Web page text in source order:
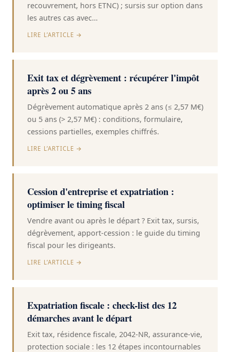
recouvrement, hors ETNC) ; sursis sur option dans
les autres cas avec…
LIRE L’ARTICLE →
Exit tax et dégrèvement : récupérer l'impôt
après 2 ou 5 ans
Dégrèvement automatique après 2 ans (≤ 2,57 M€)
ou 5 ans (> 2,57 M€) : conditions, formulaire,
cessions partielles, exemples chiffrés.
LIRE L’ARTICLE →
Cession d'entreprise et expatriation :
optimiser le timing fiscal
Vendre avant ou après le départ ? Exit tax, sursis,
dégrèvement, apport-cession : le guide du timing
fiscal pour les dirigeants.
LIRE L’ARTICLE →
Expatriation fiscale : check-list des 12
démarches avant le départ
Exit tax, résidence fiscale, 2042-NR, assurance-vie,
protection sociale : les 12 étapes incontournables